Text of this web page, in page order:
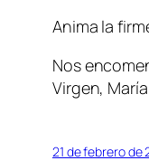
Anima la
Nos
Virgen,
21 de febrero de